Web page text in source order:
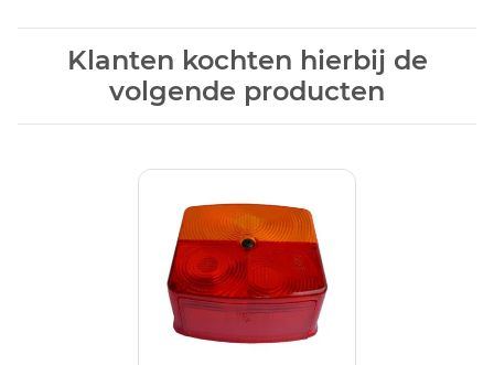
Klanten kochten hierbij de
volgende producten